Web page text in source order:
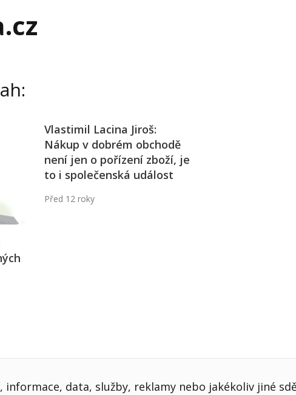
Vlastimil Lacina Jiroš:
Nákup v dobrém obchodě
není jen o pořízení zboží, je
to i společenská událost
Před 12 roky
informace, data, služby, reklamy nebo jakékoliv jiné